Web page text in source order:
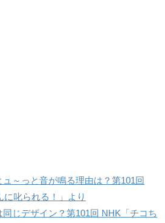
～っと音が鳴る理由は？第101回
に叱られる！」より
じデザイン？第101回 NHK「チコち